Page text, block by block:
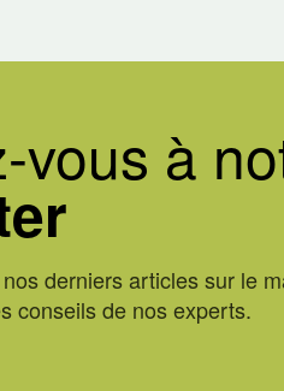
vous à
derniers articles sur le
conseils de nos experts.